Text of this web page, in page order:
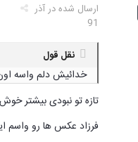
ارسال شده درآذر
91
نقل قول
خدائیش دلم واسه
تازه تو نبودی بیشتر
فرزاد عکس ها رو